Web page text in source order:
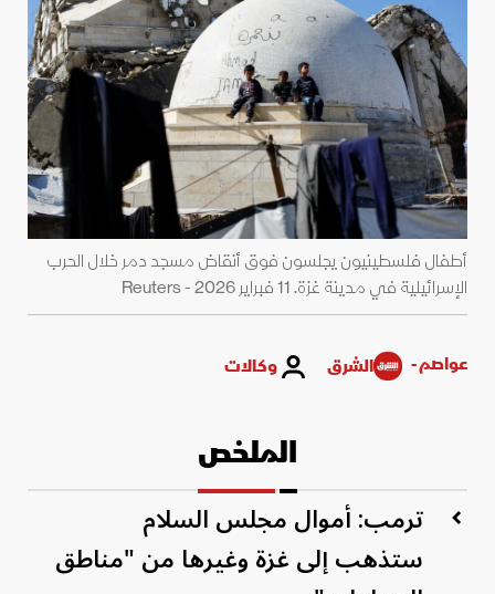
أطفال فلسطينيون يجلسون فوق أنقاض مسجد دمر خلال الحرب
الإسرائيلية في مدينة غزة. 11 فبراير 2026 - Reuters
عواصم - الشرق وكالات
الملخص
ترمب: أموال مجلس السلام
ستذهب إلى غزة وغيرها من "مناطق